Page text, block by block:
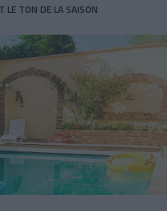
LE TON DE LA SAISON